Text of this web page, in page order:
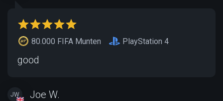
80.000 FIFA Munten PlayStation 4
good
JW Joe W.